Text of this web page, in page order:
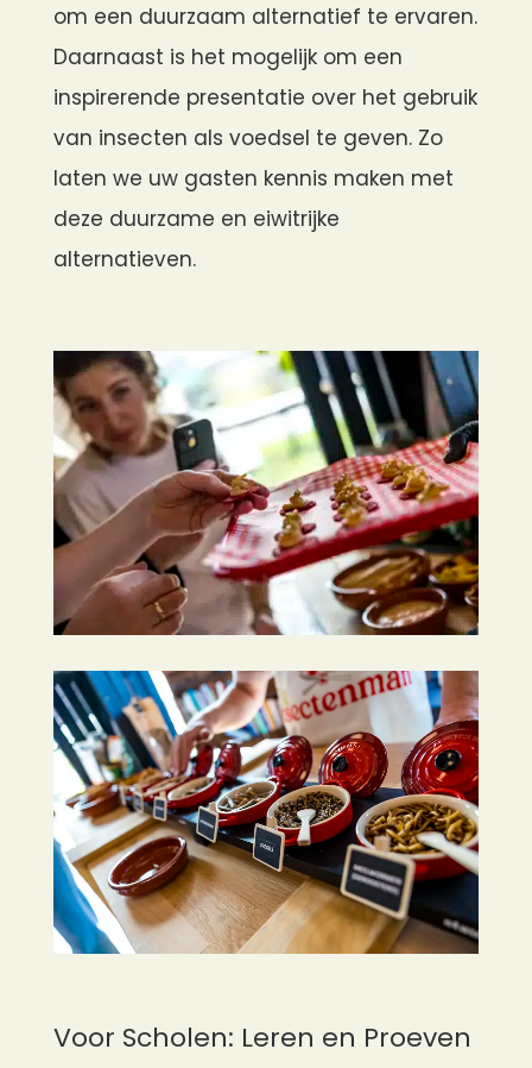
om een duurzaam alternatief te ervaren.
Daarnaast is het mogelijk om een
inspirerende presentatie over het gebruik
van insecten als voedsel te geven. Zo
laten we uw gasten kennis maken met
deze duurzame en eiwitrijke
alternatieven.
Voor Scholen: Leren en Proeven